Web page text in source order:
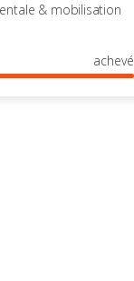
& mobilisation
achevé